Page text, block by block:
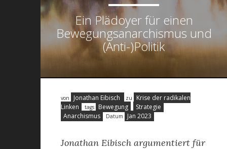
Ein Plädoyer für einen
Bewegungsanarchismus und
(Anti-)Politik
von Jonathan Eibisch zu
Krise der radikalen
Linken
tags Bewegung
Strategie
Anarchismus
Datum Jan 2023
Jonathan Eibisch argumentiert für